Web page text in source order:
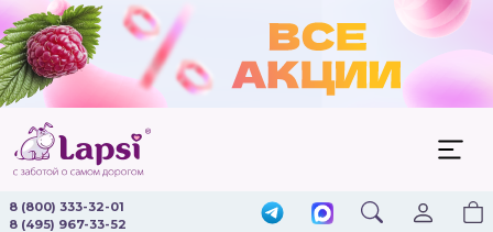
8 (800) 333-32-01
8 (495) 967-33-52